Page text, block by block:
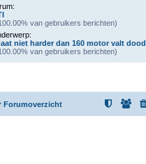
van gebruikers berichten)
niet harder dan 160 motor valt dood
van gebruikers berichten)
Forumoverzicht